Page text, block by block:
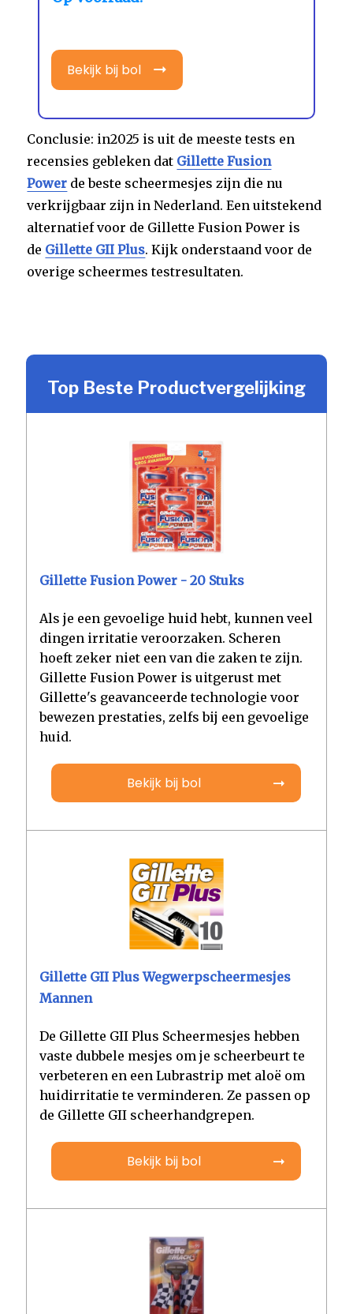
Bekijk bij bol
Conclusie: in2025 is uit de meeste tests en
recensies gebleken dat Gillette Fusion
Power de beste scheermesjes zijn die nu
verkrijgbaar zijn in Nederland. Een uitstekend
alternatief voor de Gillette Fusion Power is
de Gillette GII Plus. Kijk onderstaand voor de
overige scheermes testresultaten.
Top Beste Productvergelijking
Gillette Fusion Power - 20 Stuks
Als je een gevoelige huid hebt, kunnen veel
dingen irritatie veroorzaken. Scheren
hoeft zeker niet een van die zaken te zijn.
Gillette Fusion Power is uitgerust met
Gillette's geavanceerde technologie voor
bewezen prestaties, zelfs bij een gevoelige
huid.
Bekijk bij bol
Gillette GII Plus Wegwerpscheermesjes
Mannen
De Gillette GII Plus Scheermesjes hebben
vaste dubbele mesjes om je scheerbeurt te
verbeteren en een Lubrastrip met aloë om
huidirritatie te verminderen. Ze passen op
de Gillette GII scheerhandgrepen.
Bekijk bij bol